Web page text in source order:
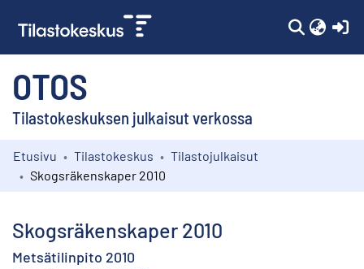
OTOS
Tilastokeskuksen julkaisut verkossa
Kokoelmat
Etusivu Tilastokeskus
Tilastojulkaisut
Skogsräkenskaper 2010
Skogsräkenskaper 2010
Metsätilinpito 2010